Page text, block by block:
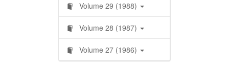
Volume 29 (1988)
Volume 28 (1987)
Volume 27 (1986)